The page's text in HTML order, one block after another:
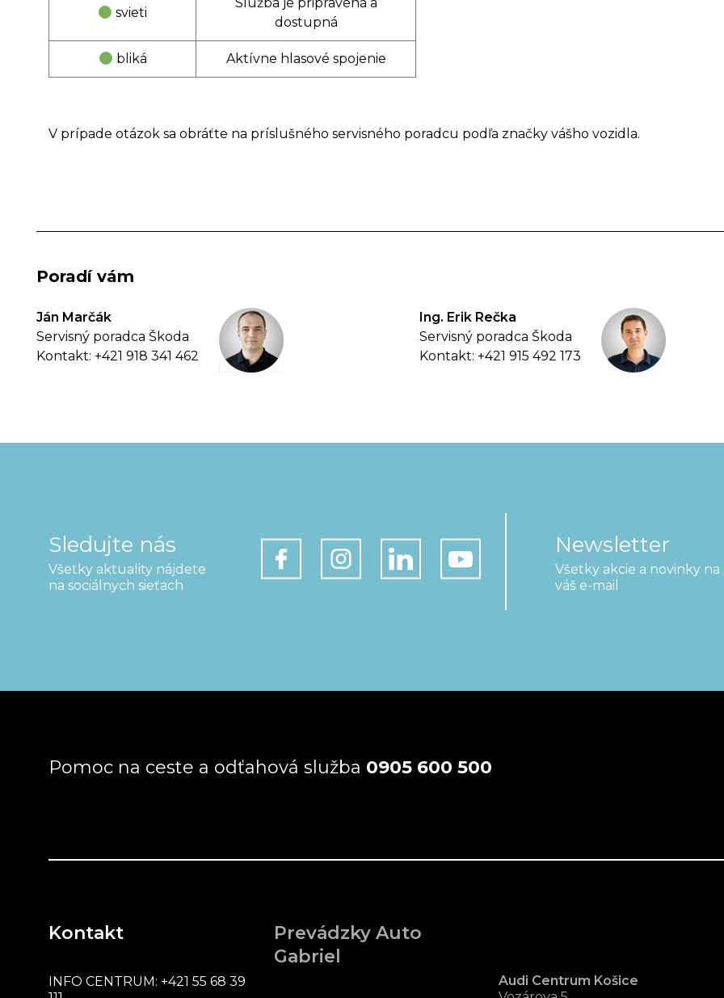
svieti
dostupná
bliká Aktívne hlasové spojenie
V prípade otázok sa obráťte na príslušného servisného poradcu podľa značky vášho vozidla.
Poradí vám
Ján Marčák
Servisný poradca Škoda
Kontakt: +421 918 341 462
Ing. Erik Rečka
Servisný poradca Škoda
Kontakt: +421 915 492 173
Sledujte nás
Všetky aktuality nájdete
na sociálnych sieťach
Newsletter
Všetky akcie a novinky na
váš e-mail
Pomoc na ceste a odťahová služba 0905 600 500
Kontakt
INFO CENTRUM: +421 55 68 39
Prevádzky Auto
Gabriel
Audi Centrum Košice